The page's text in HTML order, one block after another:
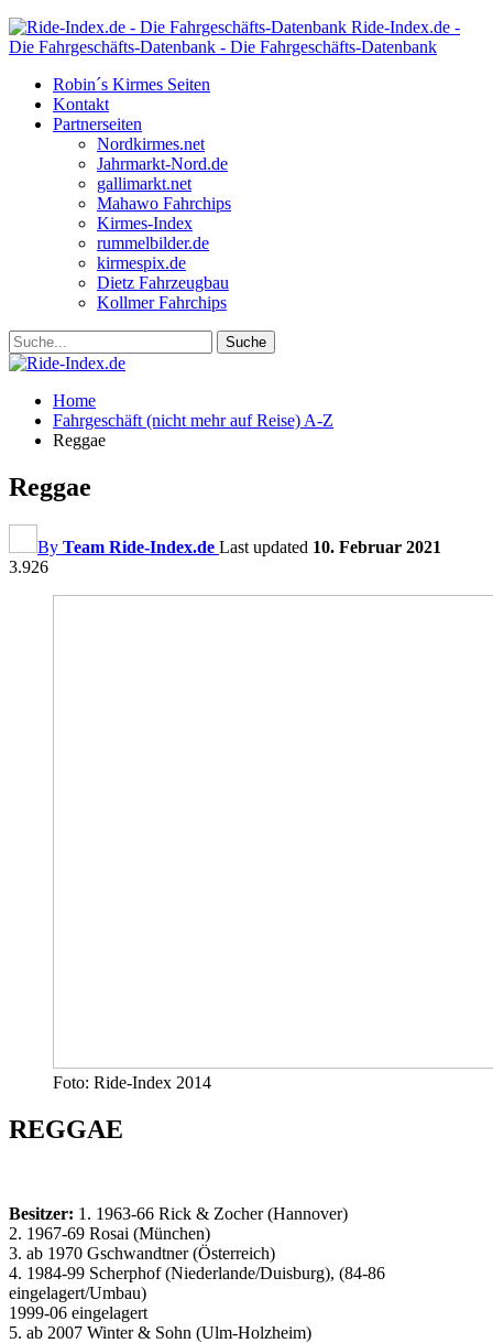
Ride-Index.de -
Die Fahrgeschäfts-Datenbank - Die Fahrgeschäfts-Datenbank
Robin´s Kirmes Seiten
Kontakt
Partnerseiten
Nordkirmes.net
Jahrmarkt-Nord.de
gallimarkt.net
Mahawo Fahrchips
Kirmes-Index
rummelbilder.de
kirmespix.de
Dietz Fahrzeugbau
Kollmer Fahrchips
Home
Fahrgeschäft (nicht mehr auf Reise) A-Z
Reggae
Reggae
By Team Ride-Index.de Last updated 10. Februar 2021
3.926
Foto: Ride-Index 2014
REGGAE
Besitzer: 1. 1963-66 Rick & Zocher (Hannover)
2. 1967-69 Rosai (München)
3. ab 1970 Gschwandtner (Österreich)
4. 1984-99 Scherphof (Niederlande/Duisburg), (84-86
eingelagert/Umbau)
1999-06 eingelagert
5. ab 2007 Winter & Sohn (Ulm-Holzheim)